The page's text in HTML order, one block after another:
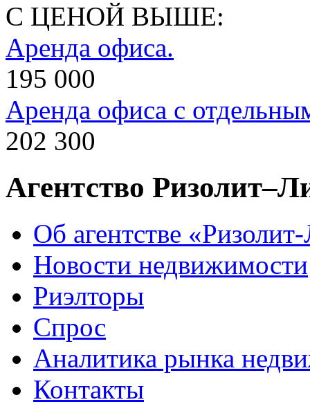
С ЦЕНОЙ ВЫШЕ:
Аренда офиса.
195 000
Аренда офиса с
202 300
Агентство
Об агентстве
Новости недвижимости
Риэлторы
Спрос
Аналитика рынка
Контакты